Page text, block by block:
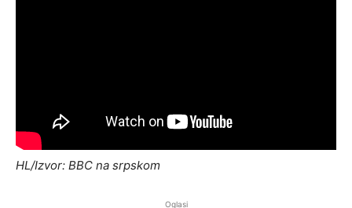
HL/Izvor: BBC na srpskom
Oglasi